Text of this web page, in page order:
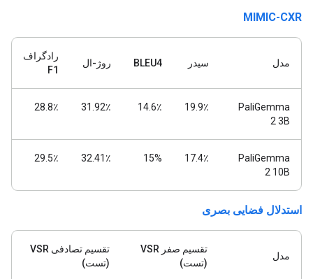
MIMIC-CXR
مدل سیدر BLEU4 روژ-ال
رادگراف
F1
PaliGemma
2 3B
19.9٪ 14.6٪ 31.92٪ 28.8٪
PaliGemma
2 10B
17.4٪ 15% 32.41٪ 29.5٪
استدلال فضایی بصری
مدل
تقسیم صفر VSR
(تست)
تقسیم تصادفی VSR
(تست)